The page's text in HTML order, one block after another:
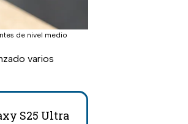
de nivel medio
varios
S25 Ultra